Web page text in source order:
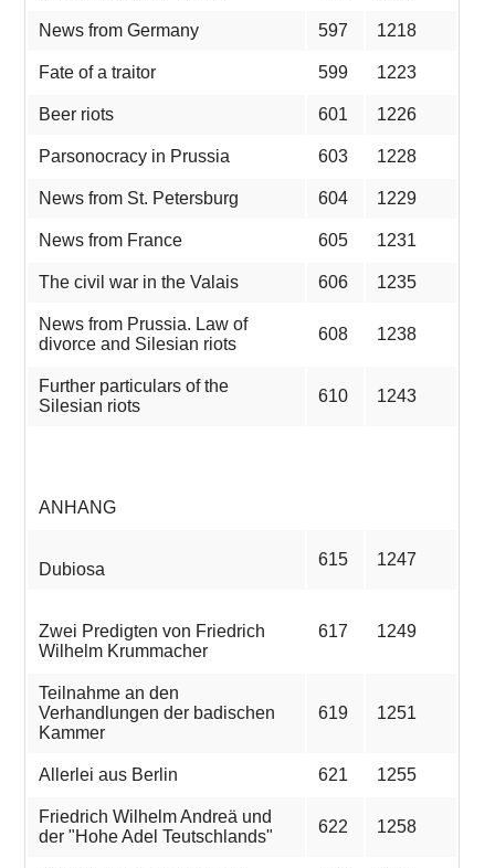
News from Germany 597 1218
Fate of a traitor 599 1223
Beer riots 601 1226
Parsonocracy in Prussia 603 1228
News from St. Petersburg 604 1229
News from France 605 1231
The civil war in the Valais 606 1235
News from Prussia. Law of
divorce and Silesian riots
608 1238
Further particulars of the
Silesian riots
610 1243
ANHANG
Dubiosa
615 1247
Zwei Predigten von Friedrich
Wilhelm Krummacher
617 1249
Teilnahme an den
Verhandlungen der badischen
Kammer
619 1251
Allerlei aus Berlin 621 1255
Friedrich Wilhelm Andreä und
der "Hohe Adel Teutschlands"
622 1258